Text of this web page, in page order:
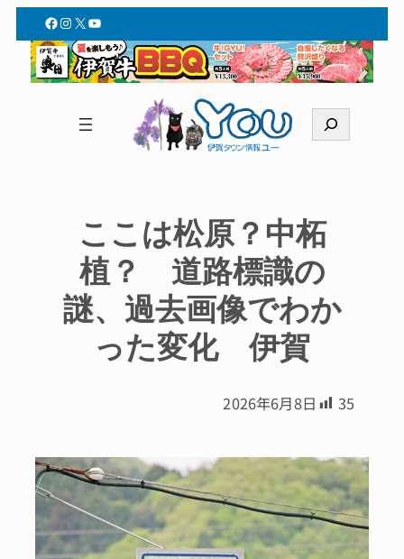
Facebook
Instagram
X YouTube
索
ここは松原？中柘
植？ 道路標識の
謎、過去画像でわか
った変化 伊賀
2026年6月8日 35